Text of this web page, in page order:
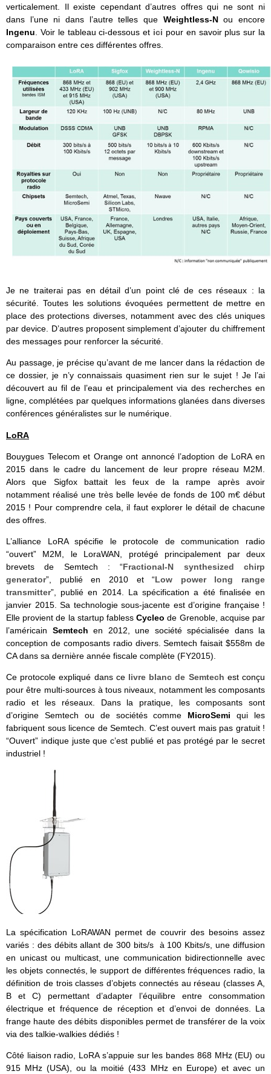
verticalement. Il existe cependant d’autres offres qui ne sont ni
dans l’une ni dans l’autre telles que Weightless-Nou encore
Ingenu. Voir le tableau ci-dessous et ici pour en savoir plus sur la
comparaison entre ces différentes offres.
Je ne traiterai pas en détail d’un point clé de ces réseaux : la
sécurité. Toutes les solutions évoquées permettent de mettre en
place des protections diverses, notamment avec des clés uniques
par device. D’autres proposent simplement d’ajouter du chiffrement
des messages pour renforcer la sécurité.
Au passage, je précise qu’avant de me lancer dans la rédaction de
ce dossier, je n’y connaissais quasiment rien sur le sujet ! Je l’ai
découvert au fil de l’eau et principalement via des recherches en
ligne, complétées par quelques informations glanées dans diverses
conférences généralistes sur le numérique.
LoRA
Bouygues Telecom et Orange ont annoncé l’adoption de LoRA en
2015 dans le cadre du lancement de leur propre réseau M2M.
Alors que Sigfox battait les feux de la rampe après avoir
notamment réalisé une très belle levée de fonds de 100 m€ début
2015 ! Pour comprendre cela, il faut explorer le détail de chacune
des offres.
L’alliance LoRA spécifie le protocole de communication radio
“ouvert” M2M, le LoraWAN, protégé principalement par deux
brevets de Semtech : “Fractional-N synthesized chirp
generator”, publié en 2010 et “Low power long range
transmitter”, publié en 2014. La spécification a été finalisée en
janvier 2015. Sa technologie sous-jacente est d’origine française !
Elle provient de la startup fablessCycleode Grenoble, acquise par
l’américain Semtech en 2012, une société spécialisée dans la
conception de composants radio divers. Semtech faisait $558m de
CA dans sa dernière année fiscale complète (FY2015).
Ce protocole expliqué dans ce livre blanc de Semtech est conçu
pour être multi-sources à tous niveaux, notamment les composants
radio et les réseaux. Dans la pratique, les composants sont
d’origine Semtech ou de sociétés comme MicroSemiqui les
fabriquent sous licence de Semtech. C’est ouvert mais pas gratuit !
“Ouvert” indique juste que c’est publié et pas protégé par le secret
industriel !
La spécification LoRAWAN permet de couvrir des besoins assez
variés : des débits allant de 300 bits/s à 100 Kbits/s, une diffusion
en unicast ou multicast, une communication bidirectionnelle avec
les objets connectés, le support de différentes fréquences radio, la
définition de trois classes d’objets connectés au réseau (classes A,
B et C) permettant d’adapter l’équilibre entre consommation
électrique et fréquence de réception et d’envoi de données. La
frange haute des débits disponibles permet de transférer de la voix
via des talkie-walkies dédiés !
Côté liaison radio, LoRA s’appuie sur les bandes 868 MHz (EU) ou
915 MHz (USA), ou la moitié (433 MHz en Europe) et avec un